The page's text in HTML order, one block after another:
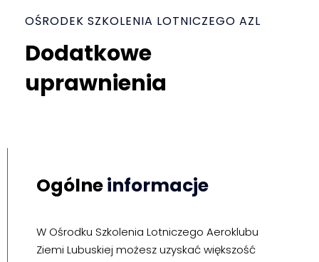
OŚRODEK SZKOLENIA LOTNICZEGO AZL
Dodatkowe
uprawnienia
Ogólneinformacje
W Ośrodku Szkolenia Lotniczego Aeroklubu
Ziemi Lubuskiej możesz uzyskać większość